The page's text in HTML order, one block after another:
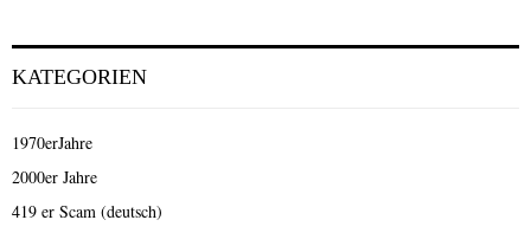
KATEGORIEN
1970erJahre
2000er Jahre
419 er Scam (deutsch)